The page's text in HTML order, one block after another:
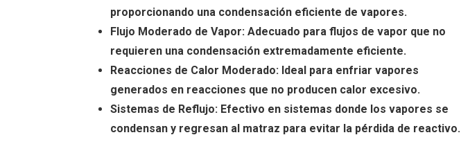
proporcionando una condensación eficiente de vapores.
Flujo Moderado de Vapor: Adecuado para flujos de vapor que no
requieren una condensación extremadamente eficiente.
Reacciones de Calor Moderado: Ideal para enfriar vapores
generados en reacciones que no producen calor excesivo.
Sistemas de Reflujo: Efectivo en sistemas donde los vapores se
condensan y regresan al matraz para evitar la pérdida de reactivo.